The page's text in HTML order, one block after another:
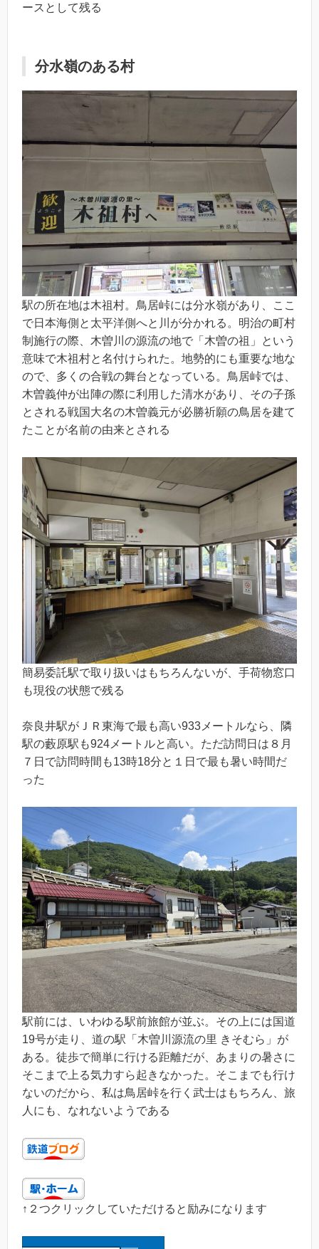
ースとして残る
分水嶺のある村
駅の所在地は木祖村。鳥居峠には分水嶺があり、ここ
で日本海側と太平洋側へと川が分かれる。明治の町村
制施行の際、木曽川の源流の地で「木曽の祖」という
意味で木祖村と名付けられた。地勢的にも重要な地な
ので、多くの合戦の舞台となっている。鳥居峠では、
木曽義仲が出陣の際に利用した清水があり、その子孫
とされる戦国大名の木曽義元が必勝祈願の鳥居を建て
たことが名前の由来とされる
簡易委託駅で取り扱いはもちろんないが、手荷物窓口
も現役の状態で残る
奈良井駅がＪＲ東海で最も高い933メートルなら、隣
駅の藪原駅も924メートルと高い。ただ訪問日は８月
７日で訪問時間も13時18分と１日で最も暑い時間だ
った
駅前には、いわゆる駅前旅館が並ぶ。その上には国道
19号が走り、道の駅「木曽川源流の里 きそむら」が
ある。徒歩で簡単に行ける距離だが、あまりの暑さに
そこまで上る気力すら起きなかった。そこまでも行け
ないのだから、私は鳥居峠を行く武士はもちろん、旅
人にも、なれないようである
↑２つクリックしていただけると励みになります